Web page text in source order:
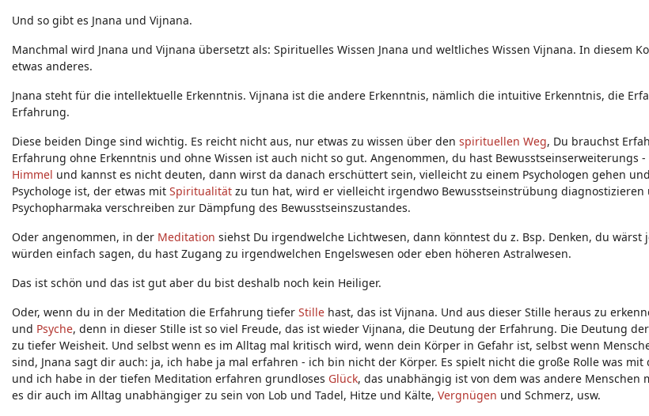
Und so gibt es Jnana und Vijnana.
Manchmal wird Jnana und Vijnana übersetzt als: Spirituelles Wissen Jnana und weltliches Wissen Vijnana. In diesem
etwas anderes.
Jnana steht für die intellektuelle Erkenntnis. Vijnana ist die andere Erkenntnis, nämlich die intuitive Erkenntnis, die
Erfahrung.
Diese beiden Dinge sind wichtig. Es reicht nicht aus, nur etwas zu wissen über den spirituellen Weg, Du brauchst
Erfahrung ohne Erkenntnis und ohne Wissen ist auch nicht so gut. Angenommen, du hast Bewusstseinserweiterungs
Himmel und kannst es nicht deuten, dann wirst da danach erschüttert sein, vielleicht zu einem Psychologen gehen
Psychologe ist, der etwas mit Spiritualität zu tun hat, wird er vielleicht irgendwo Bewusstseinstrübung
Psychopharmaka verschreiben zur Dämpfung des Bewusstseinszustandes.
Oder angenommen, in der Meditation siehst Du irgendwelche Lichtwesen, dann könntest du z. Bsp. Denken, du wärst
würden einfach sagen, du hast Zugang zu irgendwelchen Engelswesen oder eben höheren Astralwesen.
Das ist schön und das ist gut aber du bist deshalb noch kein Heiliger.
Oder, wenn du in der Meditation die Erfahrung tiefer Stille hast, das ist Vijnana. Und aus dieser Stille heraus zu
und Psyche, denn in dieser Stille ist so viel Freude, das ist wieder Vijnana, die Deutung der Erfahrung. Die Deutung
zu tiefer Weisheit. Und selbst wenn es im Alltag mal kritisch wird, wenn dein Körper in Gefahr ist, selbst wenn
sind, Jnana sagt dir auch: ja, ich habe ja mal erfahren - ich bin nicht der Körper. Es spielt nicht die große Rolle was
und ich habe in der tiefen Meditation erfahren grundloses Glück, das unabhängig ist von dem was andere Menschen
es dir auch im Alltag unabhängiger zu sein von Lob und Tadel, Hitze und Kälte, Vergnügen und Schmerz, usw.